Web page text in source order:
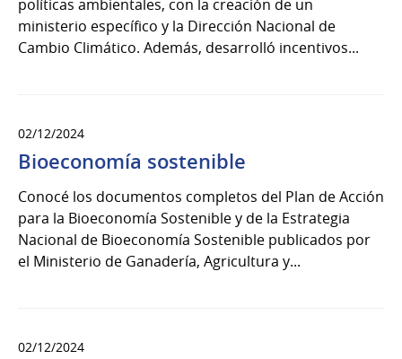
políticas ambientales, con la creación de un
ministerio específico y la Dirección Nacional de
Cambio Climático. Además, desarrolló incentivos...
02/12/2024
Bioeconomía sostenible
Conocé los documentos completos del Plan de Acción
para la Bioeconomía Sostenible y de la Estrategia
Nacional de Bioeconomía Sostenible publicados por
el Ministerio de Ganadería, Agricultura y...
02/12/2024